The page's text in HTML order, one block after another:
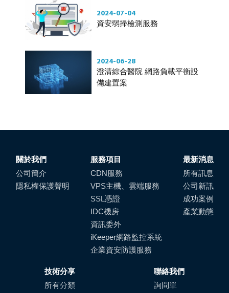
2024-07-04
資安弱掃檢測服務
2024-06-28
澄清綜合醫院 網路負載平衡設
備建置案
關於我們
公司簡介
隱私權保護聲明
服務項目
CDN服務
VPS主機、雲端服務
SSL憑證
IDC機房
資訊委外
iKeeper網路監控系統
企業資安防護服務
最新消息
所有訊息
公司新訊
成功案例
產業動態
技術分享
所有分類
聯絡我們
詢問單